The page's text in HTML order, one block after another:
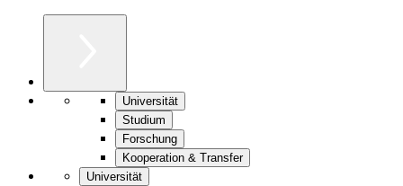
Universität
Studium
Forschung
Kooperation & Transfer
Universität